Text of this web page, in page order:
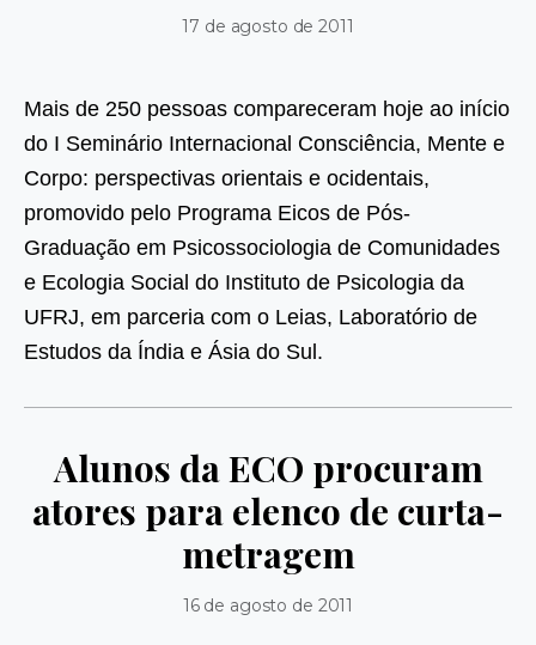
17 de agosto de 2011
Mais de 250 pessoas compareceram hoje ao início
do I Seminário Internacional Consciência, Mente e
Corpo: perspectivas orientais e ocidentais,
promovido pelo Programa Eicos de Pós-
Graduação em Psicossociologia de Comunidades
e Ecologia Social do Instituto de Psicologia da
UFRJ, em parceria com o Leias, Laboratório de
Estudos da Índia e Ásia do Sul.
Alunos da ECO procuram
atores para elenco de curta-
metragem
16 de agosto de 2011